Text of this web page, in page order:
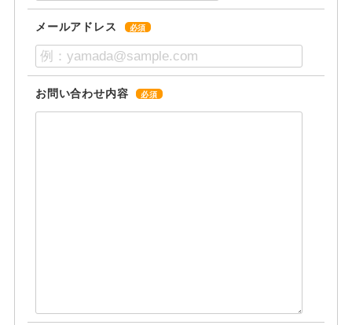
メールアドレス 必須
お問い合わせ内容 必須